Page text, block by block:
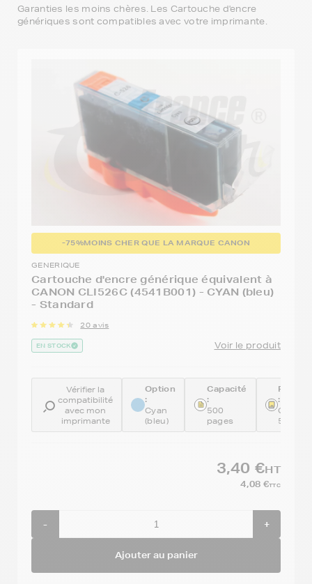
Garanties les moins chères. Les Cartouche d'encre
génériques sont compatibles avec votre imprimante.
-75%MOINS CHER QUE LA MARQUE CANON
GENERIQUE
Cartouche d'encre générique équivalent à
CANON CLI526C (4541B001) - CYAN (bleu)
- Standard
20 avis
EN STOCK Voir le produit
Vérifier la
compatibilité
avec mon
imprimante
Option
:
Cyan
(bleu)
Capacité
:
500
pages
:
526C
3,40 €HT
4,08 €TTC
- +
Ajouter au panier